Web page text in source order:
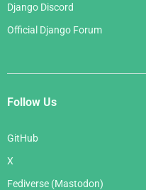
Django Discord
Official Django Forum
Follow Us
GitHub
X
Fediverse (Mastodon)